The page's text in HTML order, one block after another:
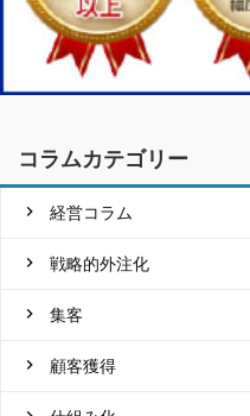
コラムカテゴリー
経営コラム
戦略的外注化
集客
顧客獲得